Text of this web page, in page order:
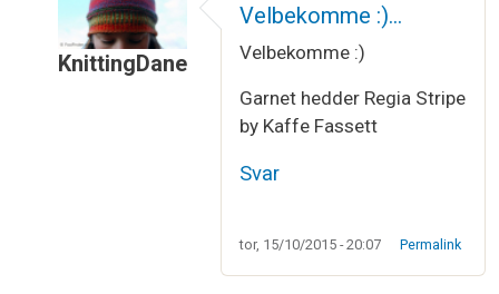
KnittingDane
Mange tak for den super…afLene
Velbekomme :)…
Velbekomme :)
Garnet hedder Regia Stripe
by Kaffe Fassett
Svar
tor, 15/10/2015 - 20:07 Permalink